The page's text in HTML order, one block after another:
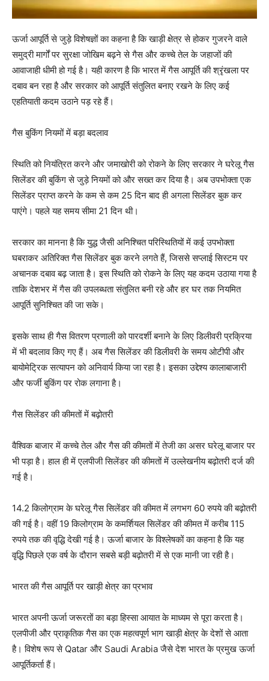
ऊर्जा आपूर्ति से जुड़े विशेषज्ञों का कहना है कि खाड़ी क्षेत्र से होकर गुजरने वाले
समुद्री मार्गों पर सुरक्षा जोखिम बढ़ने से गैस और कच्चे तेल के जहाजों की
आवाजाही धीमी हो गई है। यही कारण है कि भारत में गैस आपूर्ति की श्रृंखला पर
दबाव बन रहा है और सरकार को आपूर्ति संतुलित बनाए रखने के लिए कई
एहतियाती कदम उठाने पड़ रहे हैं।
गैस बुकिंग नियमों में बड़ा बदलाव
स्थिति को नियंत्रित करने और जमाखोरी को रोकने के लिए सरकार ने घरेलू गैस
सिलेंडर की बुकिंग से जुड़े नियमों को और सख्त कर दिया है। अब उपभोक्ता एक
सिलेंडर प्राप्त करने के कम से कम 25 दिन बाद ही अगला सिलेंडर बुक कर
पाएंगे। पहले यह समय सीमा 21 दिन थी।
सरकार का मानना है कि युद्ध जैसी अनिश्चित परिस्थितियों में कई उपभोक्ता
घबराकर अतिरिक्त गैस सिलेंडर बुक करने लगते हैं, जिससे सप्लाई सिस्टम पर
अचानक दबाव बढ़ जाता है। इस स्थिति को रोकने के लिए यह कदम उठाया गया है
ताकि देशभर में गैस की उपलब्धता संतुलित बनी रहे और हर घर तक नियमित
आपूर्ति सुनिश्चित की जा सके।
इसके साथ ही गैस वितरण प्रणाली को पारदर्शी बनाने के लिए डिलीवरी प्रक्रिया
में भी बदलाव किए गए हैं। अब गैस सिलेंडर की डिलीवरी के समय ओटीपी और
बायोमेट्रिक सत्यापन को अनिवार्य किया जा रहा है। इसका उद्देश्य कालाबाजारी
और फर्जी बुकिंग पर रोक लगाना है।
गैस सिलेंडर की कीमतों में बढ़ोतरी
वैश्विक बाजार में कच्चे तेल और गैस की कीमतों में तेजी का असर घरेलू बाजार पर
भी पड़ा है। हाल ही में एलपीजी सिलेंडर की कीमतों में उल्लेखनीय बढ़ोतरी दर्ज की
गई है।
14.2 किलोग्राम के घरेलू गैस सिलेंडर की कीमत में लगभग 60 रुपये की बढ़ोतरी
की गई है। वहीं 19 किलोग्राम के कमर्शियल सिलेंडर की कीमत में करीब 115
रुपये तक की वृद्धि देखी गई है। ऊर्जा बाजार के विश्लेषकों का कहना है कि यह
वृद्धि पिछले एक वर्ष के दौरान सबसे बड़ी बढ़ोतरी में से एक मानी जा रही है।
भारत की गैस आपूर्ति पर खाड़ी क्षेत्र का प्रभाव
भारत अपनी ऊर्जा जरूरतों का बड़ा हिस्सा आयात के माध्यम से पूरा करता है।
एलपीजी और प्राकृतिक गैस का एक महत्वपूर्ण भाग खाड़ी क्षेत्र के देशों से आता
है। विशेष रूप से Qatar और Saudi Arabia जैसे देश भारत के प्रमुख ऊर्जा
आपूर्तिकर्ता हैं।